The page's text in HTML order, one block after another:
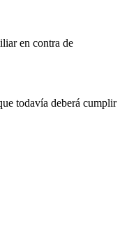
en contra de
todavía deberá cumplir